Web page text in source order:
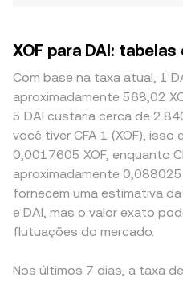
XOF para DAI:
Com base na taxa atual, 1
aproximadamente 568,02
5 DAI custaria cerca de
você tiver CFA 1 (XOF), isso
0,0017605 XOF, enquanto
aproximadamente 0,088025
fornecem uma estimativa
e DAI, mas o valor exato
flutuações do mercado.
Nos últimos 7 dias, a taxa